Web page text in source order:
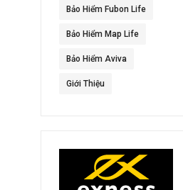
Bảo Hiểm Fubon Life
Bảo Hiểm Map Life
Bảo Hiểm Aviva
Giới Thiệu